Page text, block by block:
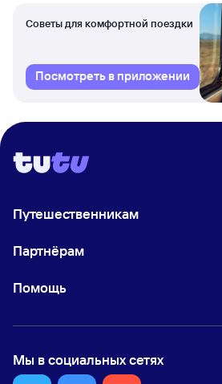
Советы для комфортной поездки
Посмотреть в приложении
Путешественникам
Партнёрам
Помощь
Мы в социальных сетях